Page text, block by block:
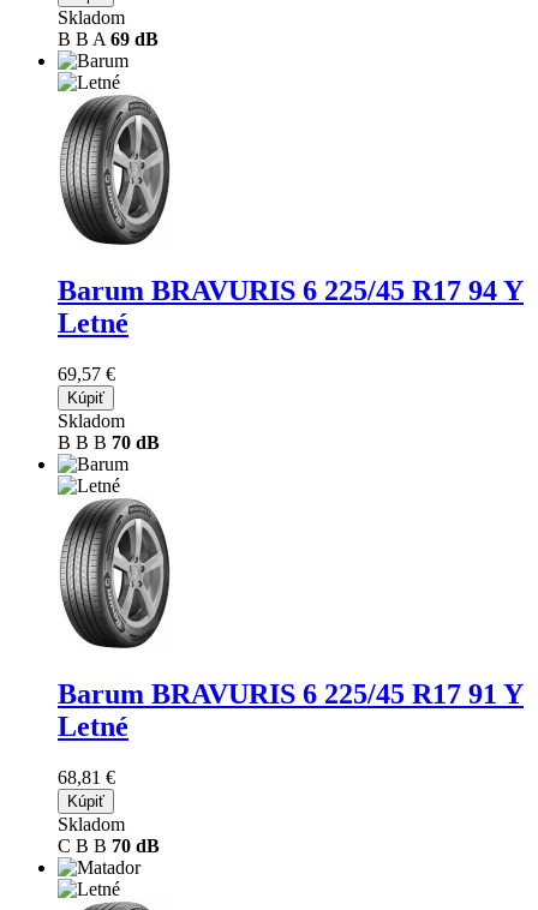
Skladom
B B A 69 dB
Barum BRAVURIS 6 225/45 R17 94 Y
Letné
69,57 €
Kúpiť
Skladom
B B B 70 dB
Barum BRAVURIS 6 225/45 R17 91 Y
Letné
68,81 €
Kúpiť
Skladom
C B B 70 dB